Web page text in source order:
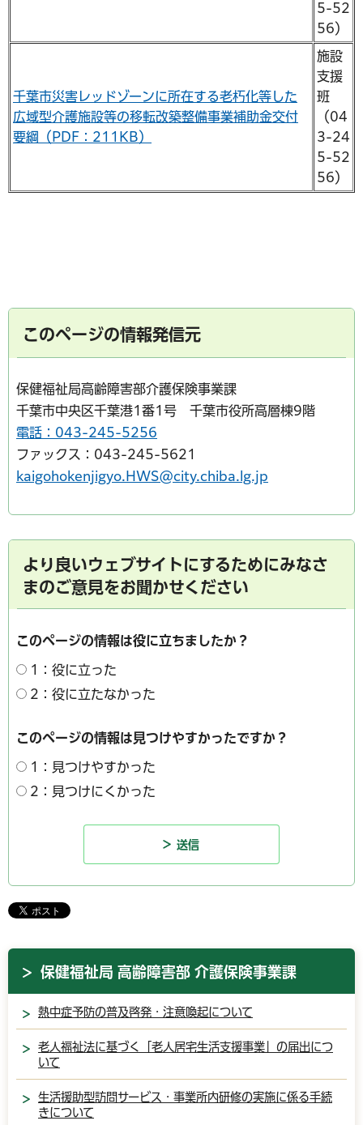
5-52
56）
千葉市災害レッドゾーンに所在する老朽化等した
広域型介護施設等の移転改築整備事業補助金交付
要綱（PDF：211KB）
施設
支援
班
（04
3-24
5-52
56）
このページの情報発信元
保健福祉局高齢障害部介護保険事業課
千葉市中央区千葉港1番1号 千葉市役所高層棟9階
電話：043-245-5256
ファックス：043-245-5621
kaigohokenjigyo.HWS@city.chiba.lg.jp
より良いウェブサイトにするためにみなさ
まのご意見をお聞かせください
このページの情報は役に立ちましたか？
1：役に立った
2：役に立たなかった
このページの情報は見つけやすかったですか？
1：見つけやすかった
2：見つけにくかった
保健福祉局 高齢障害部 介護保険事業課
熱中症予防の普及啓発・注意喚起について
老人福祉法に基づく「老人居宅生活支援事業」の届出につ
いて
生活援助型訪問サービス・事業所内研修の実施に係る手続
きについて